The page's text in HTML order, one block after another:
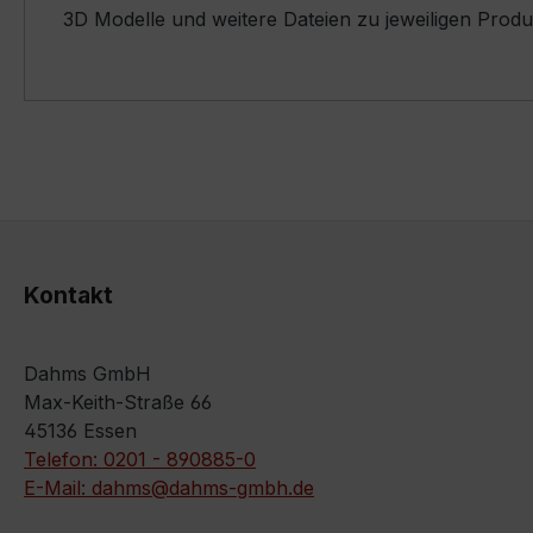
3D Modelle und weitere Dateien zu jeweiligen
Kontakt
Dahms GmbH
Max-Keith-Straße 66
45136 Essen
Telefon: 0201 - 890885-0
E-Mail: dahms@dahms-gmbh.de